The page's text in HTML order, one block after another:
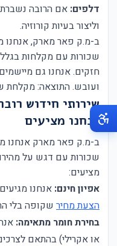
דלפים: אם הרובה
וליצור בעיות קורוזיה.
ב-מ.ק פאר מארק,
שכורות עם מקלחות בגלל
חזקים. אנחנו גם
ועובש. התוצאה: מקלחת
שירותי חידוש
אנחנו מציעים
ב-מ.ק פאר מארק אנחנו
שכורות עם דגש על
מציעים:
אפיון חינם: אנחנו
הצעת מחיר שקופה בלי
בחירת חומר מתאימה:
או אקרילי) בהתאם